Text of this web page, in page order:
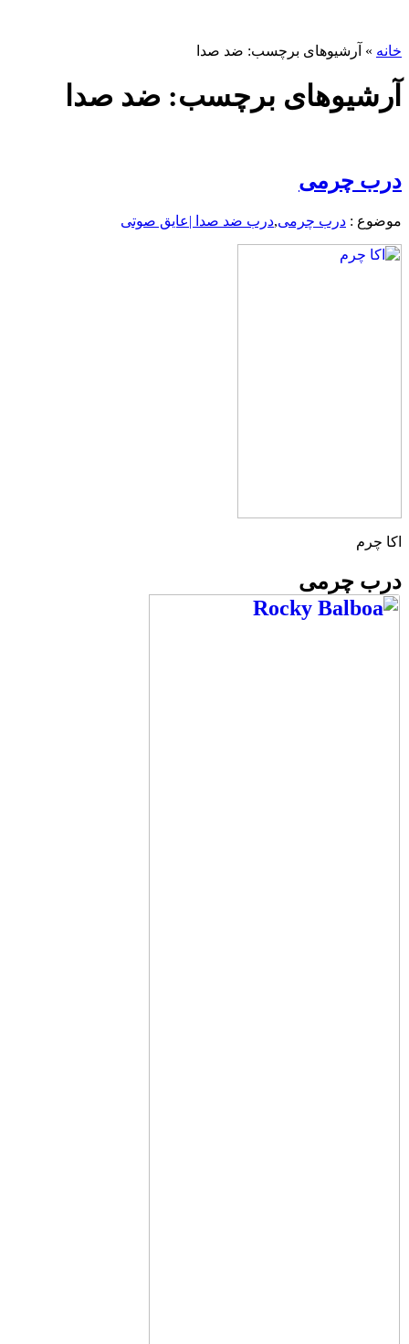
خانه » آرشیوهای برچسب: ضد صدا
آرشیوهای برچسب: ضد صدا
درب چرمی
موضوع : درب چرمی,درب ضد صدا |عایق صوتی
اکا چرم
درب چرمی